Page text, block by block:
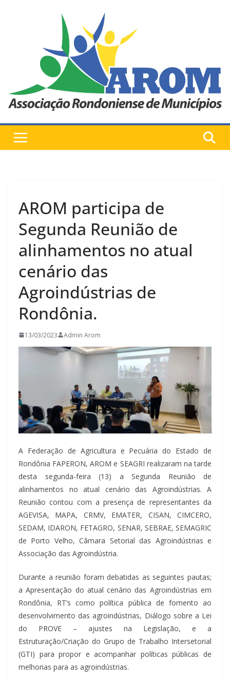
AROM participa de
Segunda Reunião de
alinhamentos no atual
cenário das
Agroindústrias de
Rondônia.
13/03/2023 Admin Arom
A Federação de Agricultura e Pecuária do Estado de
Rondônia FAPERON, AROM e SEAGRI realizaram na tarde
desta segunda-feira (13) a Segunda Reunião de
alinhamentos no atual cenário das Agroindústrias. A
Reunião contou com a presença de representantes da
AGEVISA, MAPA, CRMV, EMATER, CISAN, CIMCERO,
SEDAM, IDARON, FETAGRO, SENAR, SEBRAE, SEMAGRIC
de Porto Velho, Câmara Setorial das Agroindústrias e
Associação das Agroindústria.
Durante a reunião foram debatidas as seguintes pautas;
a Apresentação do atual cenário das Agroindústrias em
Rondônia, RT’s como política pública de fomento ao
desenvolvimento das agroindústrias, Diálogo sobre a Lei
do PROVE – ajustes na Legislação, e a
Estruturação/Criação do Grupo de Trabalho Intersetorial
(GTI) para propor e acompanhar políticas públicas de
melhorias para as agroindústrias.